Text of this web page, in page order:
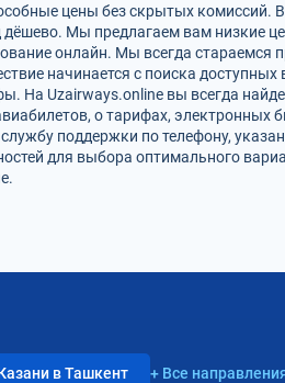
цены без скрытых комиссий.
Мы предлагаем вам низкие
онлайн. Мы всегда стараемся
начинается с поиска доступных
На Uzairways.online вы всегда
о тарифах, электронных
поддержки по телефону,
для выбора оптимального
в Ташкент + Все